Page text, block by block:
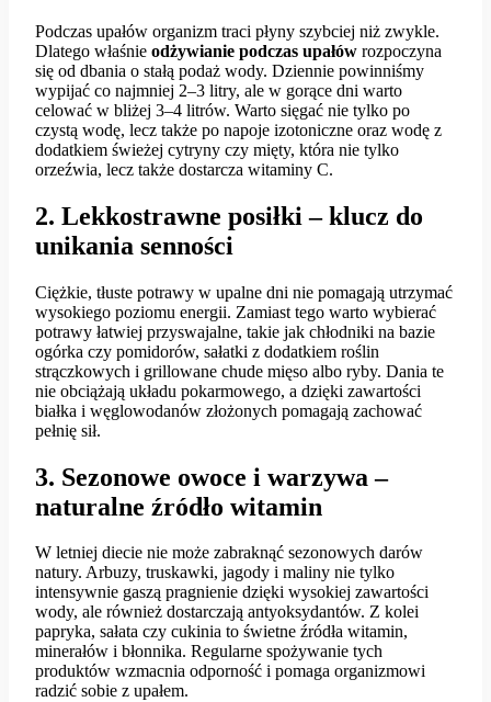
Podczas upałów organizm traci płyny szybciej niż zwykle.
Dlatego właśnie odżywianie podczas upałów rozpoczyna
się od dbania o stałą podaż wody. Dziennie powinniśmy
wypijać co najmniej 2–3 litry, ale w gorące dni warto
celować w bliżej 3–4 litrów. Warto sięgać nie tylko po
czystą wodę, lecz także po napoje izotoniczne oraz wodę z
dodatkiem świeżej cytryny czy mięty, która nie tylko
orzeźwia, lecz także dostarcza witaminy C.
2. Lekkostrawne posiłki – klucz do
unikania senności
Ciężkie, tłuste potrawy w upalne dni nie pomagają utrzymać
wysokiego poziomu energii. Zamiast tego warto wybierać
potrawy łatwiej przyswajalne, takie jak chłodniki na bazie
ogórka czy pomidorów, sałatki z dodatkiem roślin
strączkowych i grillowane chude mięso albo ryby. Dania te
nie obciążają układu pokarmowego, a dzięki zawartości
białka i węglowodanów złożonych pomagają zachować
pełnię sił.
3. Sezonowe owoce i warzywa –
naturalne źródło witamin
W letniej diecie nie może zabraknąć sezonowych darów
natury. Arbuzy, truskawki, jagody i maliny nie tylko
intensywnie gaszą pragnienie dzięki wysokiej zawartości
wody, ale również dostarczają antyoksydantów. Z kolei
papryka, sałata czy cukinia to świetne źródła witamin,
minerałów i błonnika. Regularne spożywanie tych
produktów wzmacnia odporność i pomaga organizmowi
radzić sobie z upałem.